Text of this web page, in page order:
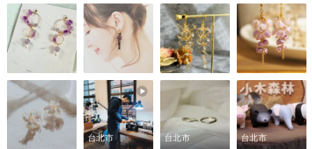
而定，請聯絡品牌查詢
台北市 台北市 台北市